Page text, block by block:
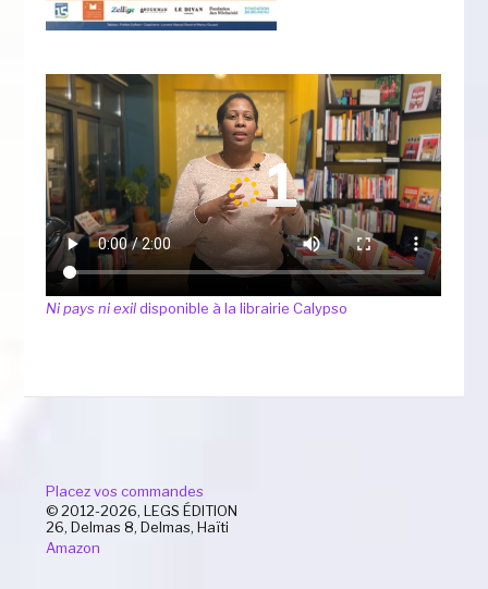
Ni pays ni exildisponible à la librairie Calypso
Placez vos commandes
© 2012-2026, LEGS ÉDITION
26, Delmas 8, Delmas, Haïti
Amazon